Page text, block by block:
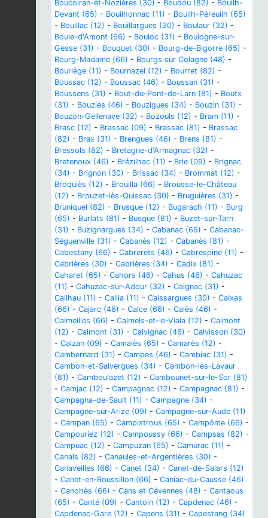
Boucoiran-et-Nozières (30) - Boudou (82) - Bouilh-
Devant (65) - Bouilhonnac (11) - Bouilh-Péreuilh (65)
- Bouillac (12) - Bouillargues (30) - Boulaur (32) -
Boule-d'Amont (66) - Bouloc (31) - Boulogne-sur-
Gesse (31) - Bouquet (30) - Bourg-de-Bigorre (65) -
Bourg-Madame (66) - Bourgs sur Colagne (48) -
Bouriège (11) - Bournazel (12) - Bourret (82) -
Boussac (12) - Boussac (46) - Boussan (31) -
Boussens (31) - Bout-du-Pont-de-Larn (81) - Boutx
(31) - Bouziès (46) - Bouzigues (34) - Bouzin (31) -
Bouzon-Gellenave (32) - Bozouls (12) - Bram (11) -
Brasc (12) - Brassac (09) - Brassac (81) - Brassac
(82) - Brax (31) - Brengues (46) - Brens (81) -
Bressols (82) - Bretagne-d'Armagnac (32) -
Bretenoux (46) - Brézilhac (11) - Brie (09) - Brignac
(34) - Brignon (30) - Brissac (34) - Brommat (12) -
Broquiès (12) - Brouilla (66) - Brousse-le-Château
(12) - Brouzet-lès-Quissac (30) - Bruguières (31) -
Bruniquel (82) - Brusque (12) - Bugarach (11) - Burg
(65) - Burlats (81) - Busque (81) - Buzet-sur-Tarn
(31) - Buzignargues (34) - Cabanac (65) - Cabanac-
Séguenville (31) - Cabanès (12) - Cabanès (81) -
Cabestany (66) - Cabrerets (46) - Cabrespine (11) -
Cabrières (30) - Cabrières (34) - Cadix (81) -
Caharet (65) - Cahors (46) - Cahus (46) - Cahuzac
(11) - Cahuzac-sur-Adour (32) - Caignac (31) -
Cailhau (11) - Cailla (11) - Caissargues (30) - Caixas
(66) - Cajarc (46) - Calce (66) - Calès (46) -
Calmeilles (66) - Calmels-et-le-Viala (12) - Calmont
(12) - Calmont (31) - Calvignac (46) - Calvisson (30)
- Calzan (09) - Camalès (65) - Camarès (12) -
Cambernard (31) - Cambes (46) - Cambiac (31) -
Cambon-et-Salvergues (34) - Cambon-lès-Lavaur
(81) - Camboulazet (12) - Cambounet-sur-le-Sor (81)
- Camjac (12) - Campagnac (12) - Campagnac (81) -
Campagna-de-Sault (11) - Campagne (34) -
Campagne-sur-Arize (09) - Campagne-sur-Aude (11)
- Campan (65) - Campistrous (65) - Campôme (66) -
Campouriez (12) - Campoussy (66) - Campsas (82) -
Campuac (12) - Campuzan (65) - Camurac (11) -
Canals (82) - Canaules-et-Argentières (30) -
Canaveilles (66) - Canet (34) - Canet-de-Salars (12)
- Canet-en-Roussillon (66) - Caniac-du-Causse (46)
- Canohès (66) - Cans et Cévennes (48) - Cantaous
(65) - Canté (09) - Cantoin (12) - Capdenac (46) -
Capdenac-Gare (12) - Capens (31) - Capestang (34)